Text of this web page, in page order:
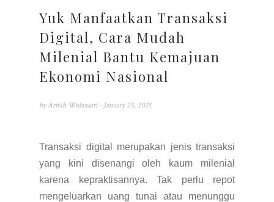
Yuk Manfaatkan Transaksi
Digital, Cara Mudah
Milenial Bantu Kemajuan
Ekonomi Nasional
by Arifah Wulansari - January 25, 2021
Transaksi digital merupakan jenis transaksi
yang kini disenangi oleh kaum milenial
karena kepraktisannya. Tak perlu repot
mengeluarkan uang tunai atau menunggu